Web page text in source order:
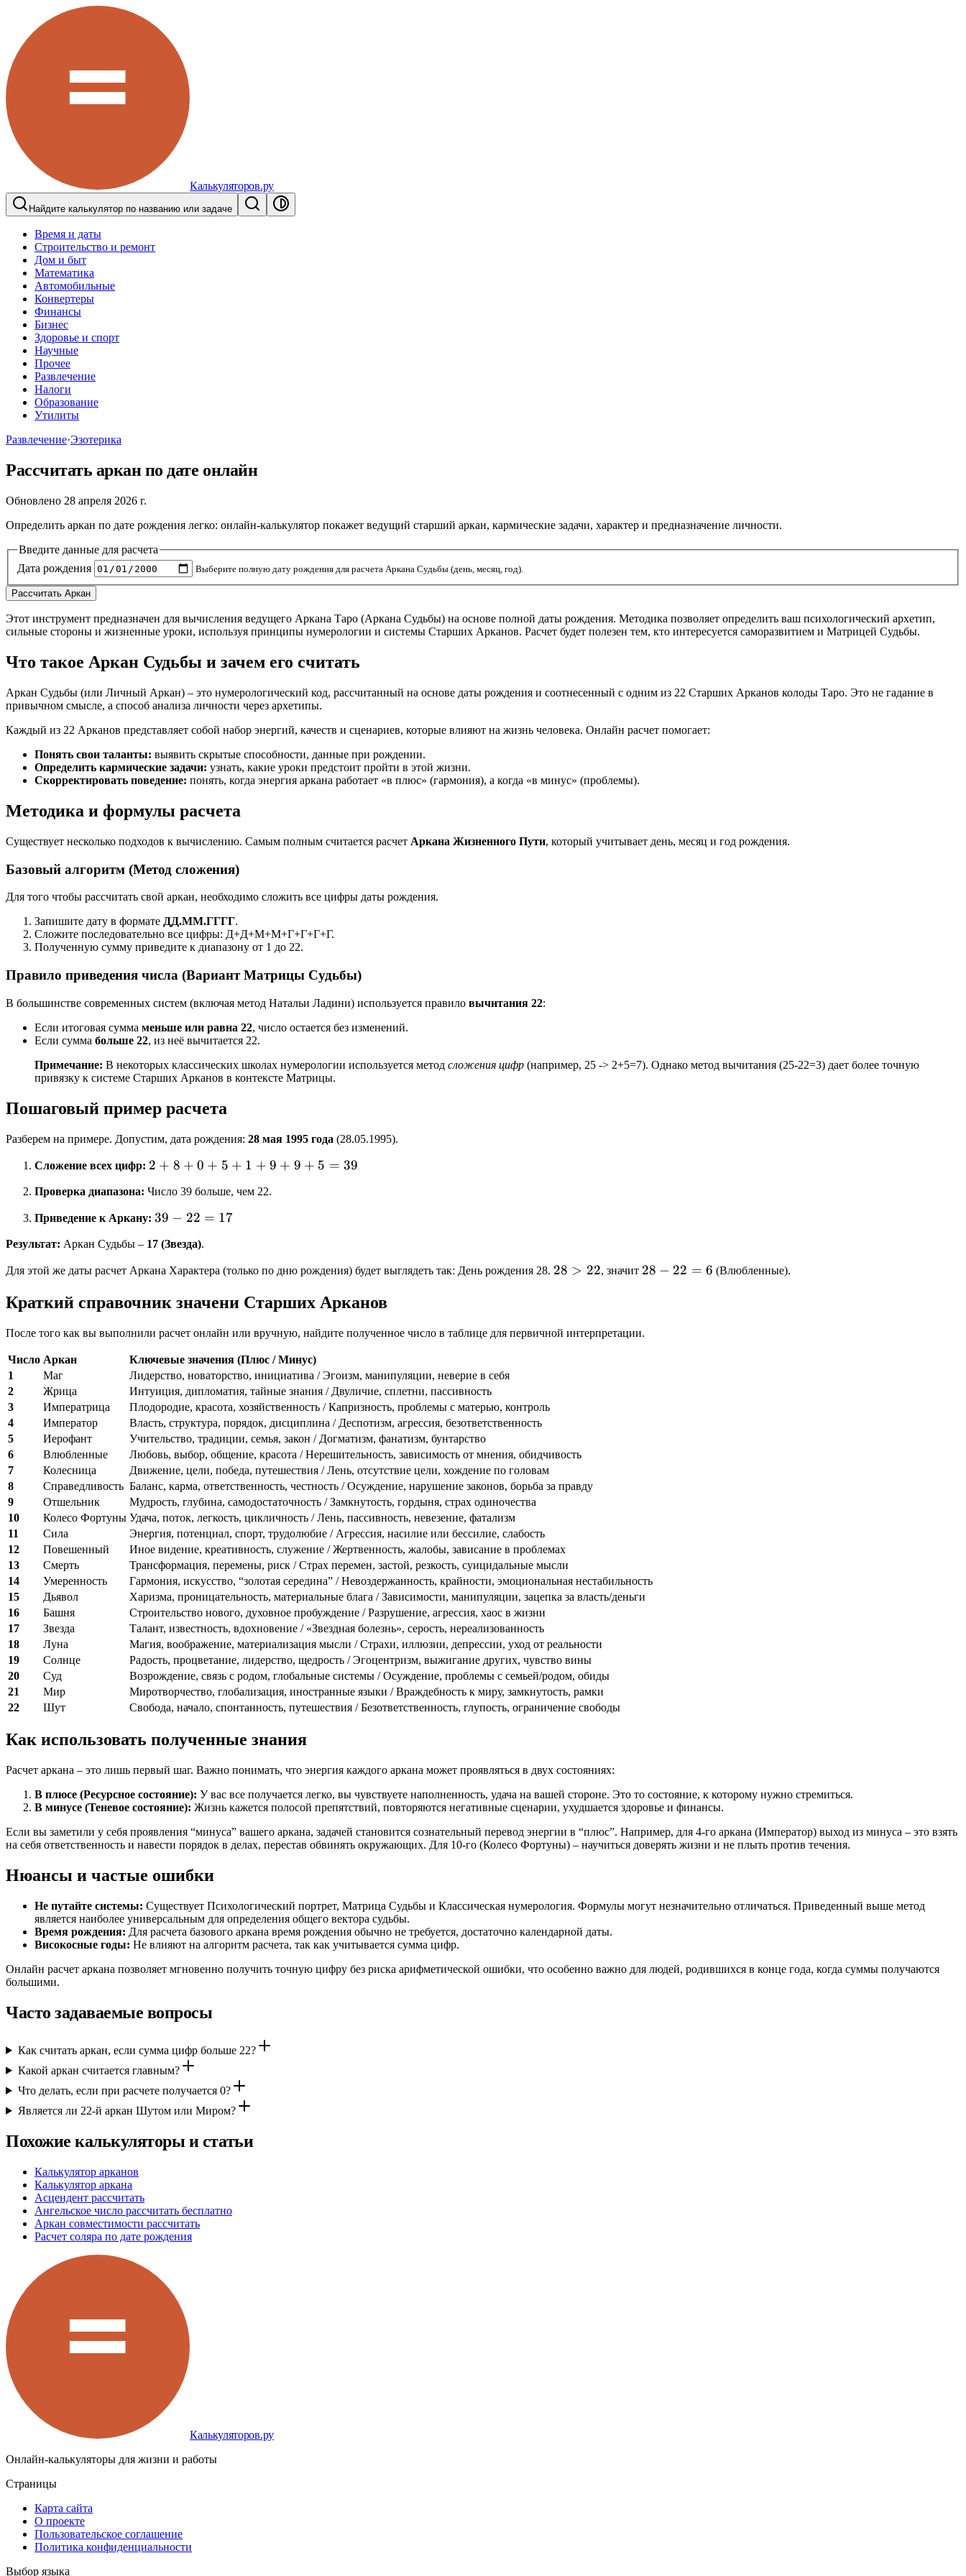
Калькуляторов.ру
Найдите калькулятор по названию или задаче
Время и даты
Строительство и ремонт
Дом и быт
Математика
Автомобильные
Конвертеры
Финансы
Бизнес
Здоровье и спорт
Научные
Прочее
Развлечение
Налоги
Образование
Утилиты
Развлечение·Эзотерика
Рассчитать аркан по дате онлайн
Обновлено 28 апреля 2026 г.
Определить аркан по дате рождения легко: онлайн-калькулятор покажет ведущий старший аркан, кармические задачи, характер и предназначение личности.
Введите данные для расчета
Дата рождения
Выберите полную дату рождения для расчета Аркана Судьбы (день, месяц, год).
Рассчитать Аркан
Этот инструмент предназначен для вычисления ведущего Аркана Таро (Аркана Судьбы) на основе полной даты рождения. Методика позволяет определить ваш психологический архетип,
сильные стороны и жизненные уроки, используя принципы нумерологии и системы Старших Арканов. Расчет будет полезен тем, кто интересуется саморазвитием и Матрицей Судьбы.
Что такое Аркан Судьбы и зачем его считать
Аркан Судьбы (или Личный Аркан) – это нумерологический код, рассчитанный на основе даты рождения и соотнесенный с одним из 22 Старших Арканов колоды Таро. Это не гадание в
привычном смысле, а способ анализа личности через архетипы.
Каждый из 22 Арканов представляет собой набор энергий, качеств и сценариев, которые влияют на жизнь человека. Онлайн расчет помогает:
Понять свои таланты: выявить скрытые способности, данные при рождении.
Определить кармические задачи: узнать, какие уроки предстоит пройти в этой жизни.
Скорректировать поведение: понять, когда энергия аркана работает «в плюс» (гармония), а когда «в минус» (проблемы).
Методика и формулы расчета
Существует несколько подходов к вычислению. Самым полным считается расчет Аркана Жизненного Пути, который учитывает день, месяц и год рождения.
Базовый алгоритм (Метод сложения)
Для того чтобы рассчитать свой аркан, необходимо сложить все цифры даты рождения.
Запишите дату в формате ДД.ММ.ГГГГ.
Сложите последовательно все цифры: Д+Д+М+М+Г+Г+Г+Г.
Полученную сумму приведите к диапазону от 1 до 22.
Правило приведения числа (Вариант Матрицы Судьбы)
В большинстве современных систем (включая метод Натальи Ладини) используется правило вычитания 22:
Если итоговая сумма меньше или равна 22, число остается без изменений.
Если сумма больше 22, из неё вычитается 22.
Примечание: В некоторых классических школах нумерологии используется метод сложения цифр (например, 25 -> 2+5=7). Однако метод вычитания (25-22=3) дает более точную
привязку к системе Старших Арканов в контексте Матрицы.
Пошаговый пример расчета
Разберем на примере. Допустим, дата рождения: 28 мая 1995 года (28.05.1995).
Сложение всех цифр: 2
8
+
+
1
9
9
+
5
=
39
2 + 8 + 0 + 5 + 1 + 9 + 9 + 5 = 39
Проверка диапазона: Число 39 больше, чем 22.
Приведение к Аркану: 39
22
=
39 − 22 = 17
Результат: Аркан Судьбы – 17 (Звезда).
Для этой же даты расчет Аркана Характера (только по дню рождения) будет выглядеть так: День рождения 28. 28
28 > 22, значит 28
6
28 − 22 = 6 (Влюбленные).
Краткий справочник значени Старших Арканов
После того как вы выполнили расчет онлайн или вручную, найдите полученное число в таблице для первичной интерпретации.
Число Аркан
Ключевые значения (Плюс / Минус)
1
Маг
Лидерство, новаторство, инициатива / Эгоизм, манипуляции, неверие в себя
2
Жрица
Интуиция, дипломатия, тайные знания / Двуличие, сплетни, пассивность
3
Императрица
Плодородие, красота, хозяйственность / Капризность, проблемы с матерью, контроль
4
Император
Власть, структура, порядок, дисциплина / Деспотизм, агрессия, безответственность
5
Иерофант
Учительство, традиции, семья, закон / Догматизм, фанатизм, бунтарство
6
Влюбленные
Любовь, выбор, общение, красота / Нерешительность, зависимость от мнения, обидчивость
7
Колесница
Движение, цели, победа, путешествия / Лень, отсутствие цели, хождение по головам
8
Справедливость Баланс, карма, ответственность, честность / Осуждение, нарушение законов, борьба за правду
9
Отшельник
Мудрость, глубина, самодостаточность / Замкнутость, гордыня, страх одиночества
10
Колесо Фортуны Удача, поток, легкость, цикличность / Лень, пассивность, невезение, фатализм
11
Сила
Энергия, потенциал, спорт, трудолюбие / Агрессия, насилие или бессилие, слабость
12
Повешенный
Иное видение, креативность, служение / Жертвенность, жалобы, зависание в проблемах
13
Смерть
Трансформация, перемены, риск / Страх перемен, застой, резкость, суицидальные мысли
14
Умеренность
Гармония, искусство, “золотая середина” / Невоздержанность, крайности, эмоциональная нестабильность
15
Дьявол
Харизма, проницательность, материальные блага / Зависимости, манипуляции, зацепка за власть/деньги
16
Башня
Строительство нового, духовное пробуждение / Разрушение, агрессия, хаос в жизни
17
Звезда
Талант, известность, вдохновение / «Звездная болезнь», серость, нереализованность
18
Луна
Магия, воображение, материализация мысли / Страхи, иллюзии, депрессии, уход от реальности
19
Солнце
Радость, процветание, лидерство, щедрость / Эгоцентризм, выжигание других, чувство вины
20
Суд
Возрождение, связь с родом, глобальные системы / Осуждение, проблемы с семьей/родом, обиды
21
Мир
Миротворчество, глобализация, иностранные языки / Враждебность к миру, замкнутость, рамки
22
Шут Свобода, начало, спонтанность, путешествия / Безответственность, глупость, ограничение свободы
Как использовать полученные знания
Расчет аркана – это лишь первый шаг. Важно понимать, что энергия каждого аркана может проявляться в двух состояниях:
В плюсе (Ресурсное состояние): У вас все получается легко, вы чувствуете наполненность, удача на вашей стороне. Это то состояние, к которому нужно стремиться.
В минусе (Теневое состояние): Жизнь кажется полосой препятствий, повторяются негативные сценарии, ухудшается здоровье и финансы.
Если вы заметили у себя проявления “минуса” вашего аркана, задачей становится сознательный перевод энергии в “плюс”. Например, для 4-го аркана (Император) выход из минуса – это взять
на себя ответственность и навести порядок в делах, перестав обвинять окружающих. Для 10-го (Колесо Фортуны) – научиться доверять жизни и не плыть против течения.
Нюансы и частые ошибки
Не путайте системы: Существует Психологический портрет, Матрица Судьбы и Классическая нумерология. Формулы могут незначительно отличаться. Приведенный выше метод
является наиболее универсальным для определения общего вектора судьбы.
Время рождения: Для расчета базового аркана время рождения обычно не требуется, достаточно календарной даты.
Високосные годы: Не влияют на алгоритм расчета, так как учитывается сумма цифр.
Онлайн расчет аркана позволяет мгновенно получить точную цифру без риска арифметической ошибки, что особенно важно для людей, родившихся в конце года, когда суммы получаются
большими.
Часто задаваемые вопросы
Как считать аркан, если сумма цифр больше 22?
Какой аркан считается главным?
Что делать, если при расчете получается 0?
Является ли 22-й аркан Шутом или Миром?
Похожие калькуляторы и статьи
Калькулятор арканов
Калькулятор аркана
Асцендент рассчитать
Ангельское число рассчитать бесплатно
Аркан совместимости рассчитать
Расчет соляра по дате рождения
Калькуляторов.ру
Онлайн-калькуляторы для жизни и работы
Страницы
Карта сайта
О проекте
Пользовательское соглашение
Политика конфиденциальности
Выбор языка